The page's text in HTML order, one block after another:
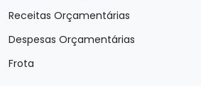
Receitas Orçamentárias
Despesas Orçamentárias
Frota